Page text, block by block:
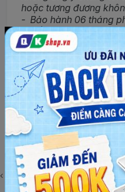
hoặc tương đương
- Bảo hành 06 tháng
- Hổ trợ mua hàng trả
trước từ 10% giá trị, với
mua được sản phẩm
- Chấp nhận thanh
thể quẹt thẻ thanh
và nội địa: Visa,
- Máy cũ đẹp trên
- Máy bán ra tại laptop
nguyên bản chưa qua
- Cam kết hoàn lại
trong 07 ngày đầu sử
- Miễn phí vận chuyển
nội ô TP. Cần Thơ.
- Ship COD toàn quốc.